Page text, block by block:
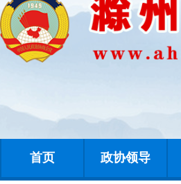
首页 政协领导